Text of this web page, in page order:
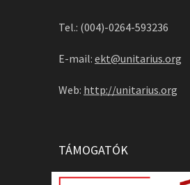
Tel.: (004)-0264-593236
E-mail: ekt@unitarius.org
Web: http://unitarius.org
TÁMOGATÓK